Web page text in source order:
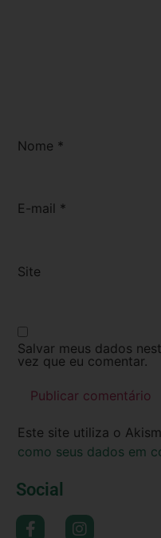
Nome *
E-mail *
Site
Salvar meus dados
vez que eu comentar.
Este site utiliza o
como seus dados em
Social